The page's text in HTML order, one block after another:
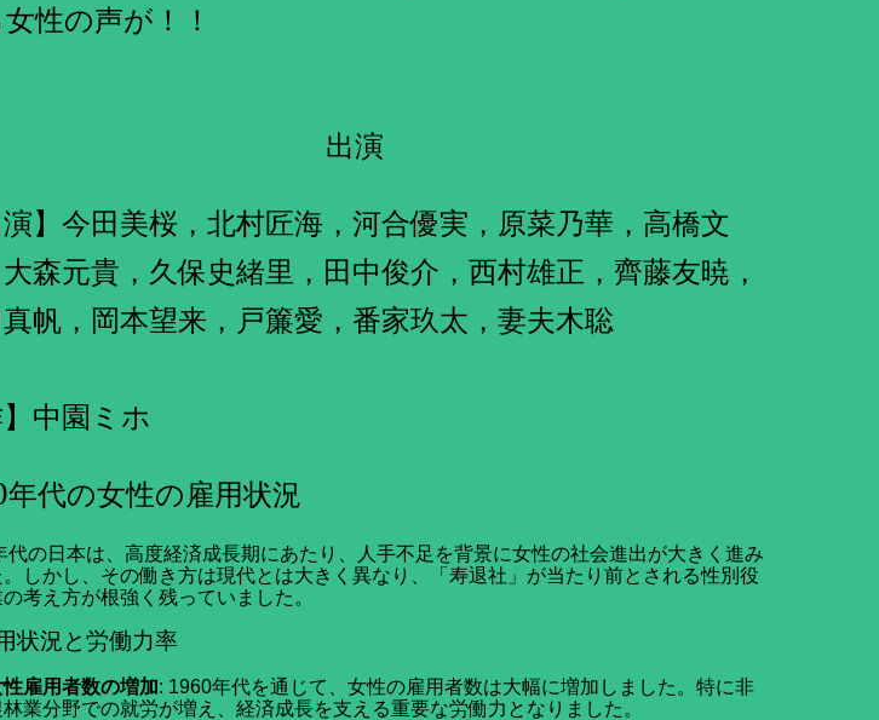
性の声が！！
出演
演】今田美桜，北村匠海，河合優実，原菜乃華，高橋文
森元貴，久保史緒里，田中俊介，西村雄正，齊藤友暁，
帆，岡本望来，戸簾愛，番家玖太，妻夫木聡
】中園ミホ
年代の女性の雇用状況
代の日本は、高度経済成長期にあたり、人手不足を背景に女性の社会進出が大きく進み
。しかし、その働き方は現代とは大きく異なり、「寿退社」が当たり前とされる性別役
考え方が根強く残っていました。
状況と労働力率
性雇用者数の増加: 1960年代を通じて、女性の雇用者数は大幅に増加しました。特に非
林業分野での就労が増え、経済成長を支える重要な労働力となりました。